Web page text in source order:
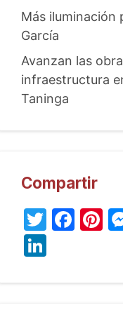
Más iluminación
García
Avanzan las
infraestructura
Taninga
Compartir
Twitter
LinkedIn